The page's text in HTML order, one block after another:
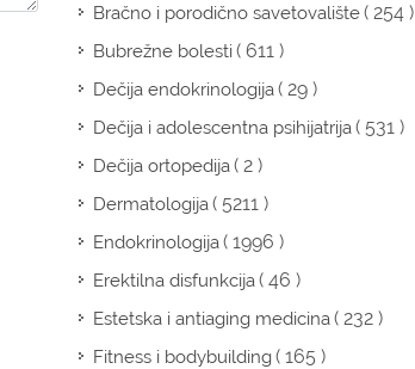
Bračno i porodično savetovalište( 254 )
Bubrežne bolesti( 611 )
Dečija endokrinologija( 29 )
Dečija i adolescentna psihijatrija( 531 )
Dečija ortopedija( 2 )
Dermatologija( 5211 )
Endokrinologija( 1996 )
Erektilna disfunkcija( 46 )
Estetska i antiaging medicina( 232 )
Fitness i bodybuilding( 165 )